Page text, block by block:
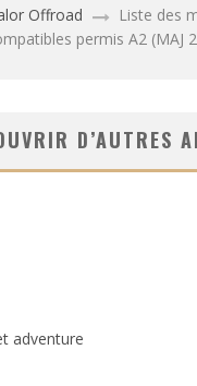
Offroad
Liste des
permis A2 (MAJ
D’AUTRES
adventure